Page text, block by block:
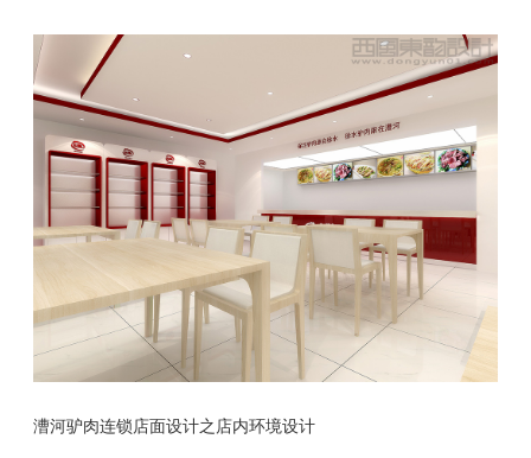
漕河驴肉连锁店面设计之店内环境设计